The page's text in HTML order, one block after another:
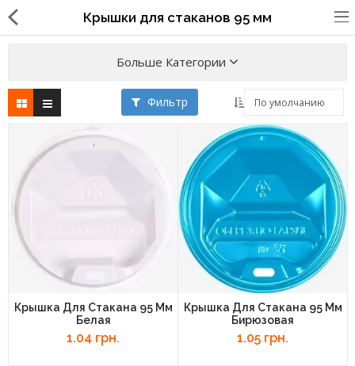
Крышки для стаканов 95 мм
Больше Категории
Фильтр
Крышка Для Стакана 95 Мм
Белая
1.04 грн.
Крышка Для Стакана 95 Мм
Бирюзовая
1.05 грн.
Упаковка для фаст
фуда,пиццерий,ресторанов
Стаканы, крышки, держатели,
трубочки
Упаковка для суши
Бумажные пакеты и уголки
Картонные коробки
Коробки для кондитерских